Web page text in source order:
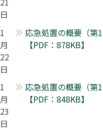
日
1
月
22
日
応急処置の概要（第
【PDF：878KB】
1
月
23
日
応急処置の概要（第
【PDF：848KB】